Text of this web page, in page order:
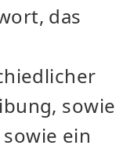
das
sowie
ein